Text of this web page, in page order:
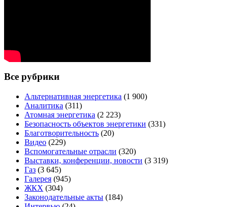
Все рубрики
Альтернативная энергетика (1 900)
Аналитика (311)
Атомная энергетика (2 223)
Безопасность объектов энергетики (331)
Благотворительность (20)
Видео (229)
Вспомогательные отрасли (320)
Выставки, конференции, новости (3 319)
Газ (3 645)
Галерея (945)
ЖКХ (304)
Законодательные акты (184)